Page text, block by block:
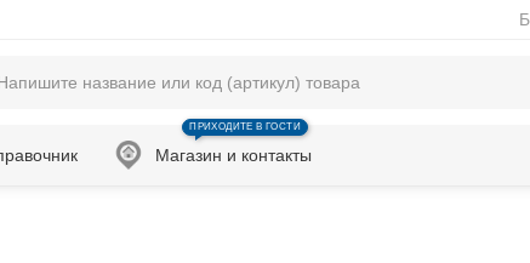
Магазин и контакты
ПРИХОДИТЕ В ГОСТИ